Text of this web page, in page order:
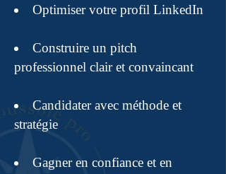
Optimiser votre profil LinkedIn
Construire un pitch
professionnel clair et convaincant
Candidater avec méthode et
stratégie
Gagner en confiance et en